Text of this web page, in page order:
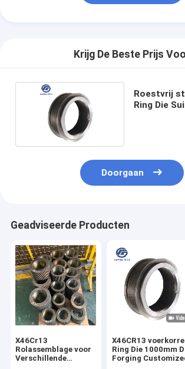
Krijg De Beste Prijs
Roestvrij
Ring Die
Doorgaan
Geadviseerde Producten
X46Cr13
Rolassemblage voor
Verschillende
X46CR13 voerkorrel
Ring Die 1000mm
Forging